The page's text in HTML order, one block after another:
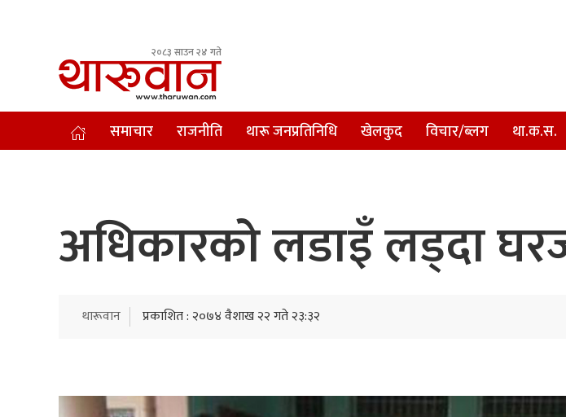
२०८३ साउन २४ गते
Leading Newsportal from Tharu Community Nepal.
समाचार राजनीति थारू जनप्रतिनिधि खेलकुद विचार/ब्लग था.क.स.
अधिकारको लडाइँ लड्दा
थारूवान प्रकाशित : २०७४ वैशाख २२ गते २३:३२